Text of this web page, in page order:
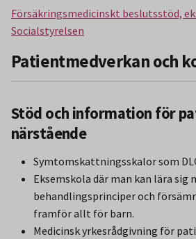
Försäkringsmedicinskt beslutsstöd,
Socialstyrelsen
Patientmedverkan och
Stöd och information för
närstående
Symtomskattningsskalor som
Eksemskola där man kan lära sig
behandlingsprinciper och
framför allt för barn.
Medicinsk yrkesrådgivning för